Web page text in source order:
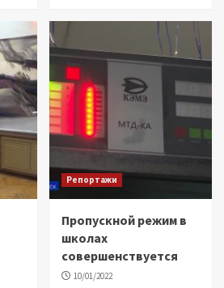
Репортажи
Пропускной режим в
школах
совершенствуется
10/01/2022